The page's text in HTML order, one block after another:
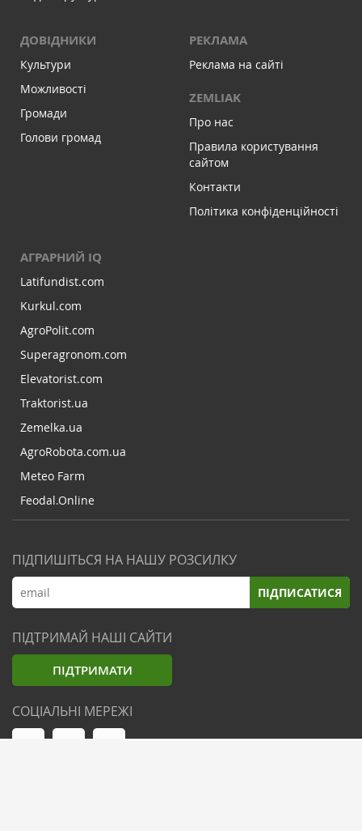
ДОВІДНИКИ
Культури
Можливості
Громади
Голови громад
РЕКЛАМА
Реклама на сайті
ZEMLIAK
Про нас
Правила користування
сайтом
Контакти
Політика конфіденційності
АГРАРНИЙ IQ
Latifundist.com
Kurkul.com
AgroPolit.com
Superagronom.com
Elevatorist.com
Traktorist.ua
Zemelka.ua
AgroRobota.com.ua
Meteo Farm
Feodal.Online
ПІДПИШІТЬСЯ НА НАШУ РОЗСИЛКУ
ПІДПИСАТИСЯ
ПІДТРИМАЙ НАШІ САЙТИ
ПІДТРИМАТИ
СОЦІАЛЬНІ МЕРЕЖІ